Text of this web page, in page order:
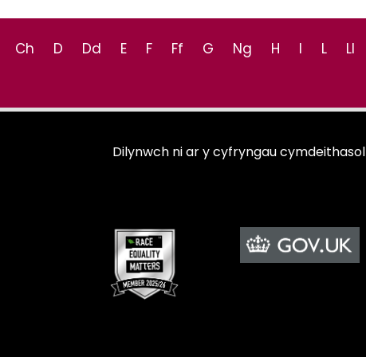
Ch D Dd E F Ff G Ng H I L Ll
Dilynwch ni ar y cyfryngau cymdeithasol